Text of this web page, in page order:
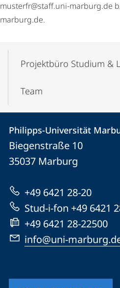
musterfr@staff.uni-marburg.de
marburg.de.
NavigationProjektbüro Studium &
Team
Kontakt
und
Informationen
zur
Website
Kontaktinformationen
Philipps-
Universität
Philipps-Universität
Biegenstraße 10
35037 Marburg
+49 6421 28-20
Stud-i-fon +49 6421
+49 6421 28-22500
info@uni-